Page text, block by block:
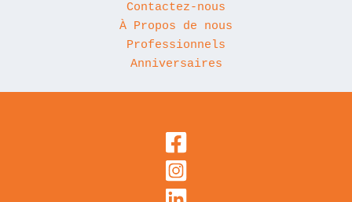
Contactez-nous
À Propos de nous
Professionnels
Anniversaires